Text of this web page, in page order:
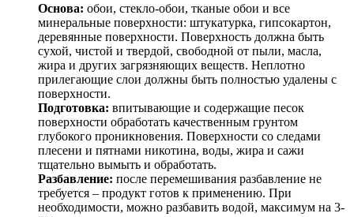
Основа: обои, стекло-обои, тканые обои и все
минеральные поверхности: штукатурка, гипсокартон,
деревянные поверхности. Поверхность должна быть
сухой, чистой и твердой, свободной от пыли, масла,
жира и других загрязняющих веществ. Неплотно
прилегающие слои должны быть полностью удалены с
поверхности.
Подготовка: впитывающие и содержащие песок
поверхности обработать качественным грунтом
глубокого проникновения. Поверхности со следами
плесени и пятнами никотина, воды, жира и сажи
тщательно вымыть и обработать.
Разбавление: после перемешивания разбавление не
требуется – продукт готов к применению. При
необходимости, можно разбавить водой, максимум на 3-